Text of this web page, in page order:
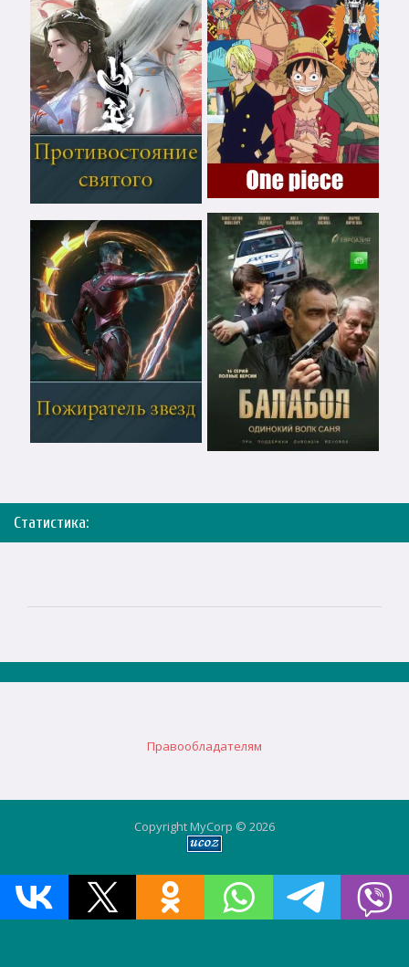
Статистика:
Правообладателям
Copyright MyCorp © 2026